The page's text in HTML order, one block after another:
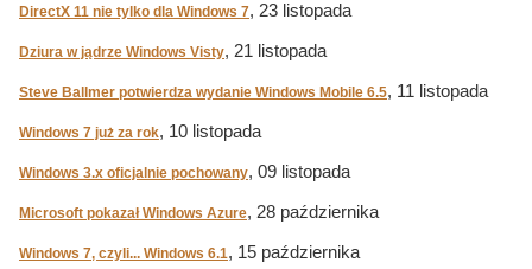
DirectX 11 nie tylko dla Windows 7, 23 listopada
Dziura w jądrze Windows Visty, 21 listopada
Steve Ballmer potwierdza wydanie Windows Mobile 6.5, 11 listopada
Windows 7 już za rok, 10 listopada
Windows 3.x oficjalnie pochowany, 09 listopada
Microsoft pokazał Windows Azure, 28 października
Windows 7, czyli... Windows 6.1, 15 października